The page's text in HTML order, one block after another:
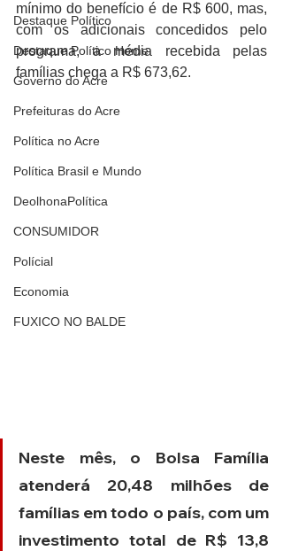
Destaque Político
Destaque Político Home
Governo do Acre
Prefeituras do Acre
Política no Acre
Política Brasil e Mundo
DeolhonaPolítica
CONSUMIDOR
Polícial
Economia
FUXICO NO BALDE
mínimo do benefício é de R$ 600, mas,
com os adicionais concedidos pelo
programa, a média recebida pelas
famílias chega a R$ 673,62.
Neste mês, o Bolsa Família
atenderá 20,48 milhões de
famílias em todo o país, com um
investimento total de R$ 13,8